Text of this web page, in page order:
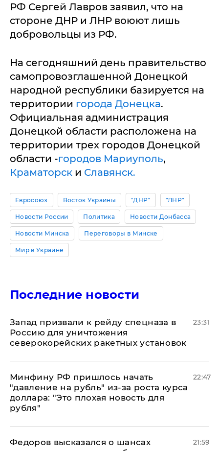
РФ Сергей Лавров заявил, что на
стороне ДНР и ЛНР воюют лишь
добровольцы из РФ.
На сегодняшний день правительство
самопровозглашенной Донецкой
народной республики базируется на
территории города Донецка.
Официальная администрация
Донецкой области расположена на
территории трех городов Донецкой
области -городов Мариуполь,
Краматорск и Славянск.
Евросоюз Восток Украины "ДНР" "ЛНР"
Новости России Политика Новости Донбасса
Новости Минска Переговоры в Минске
Мир в Украине
Последние новости
Запад призвали к рейду спецназа в
Россию для уничтожения
северокорейских ракетных установок
23:31
Минфину РФ пришлось начать
"давление на рубль" из-за роста курса
доллара: "Это плохая новость для
рубля"
22:47
Федоров высказался о шансах
21:59